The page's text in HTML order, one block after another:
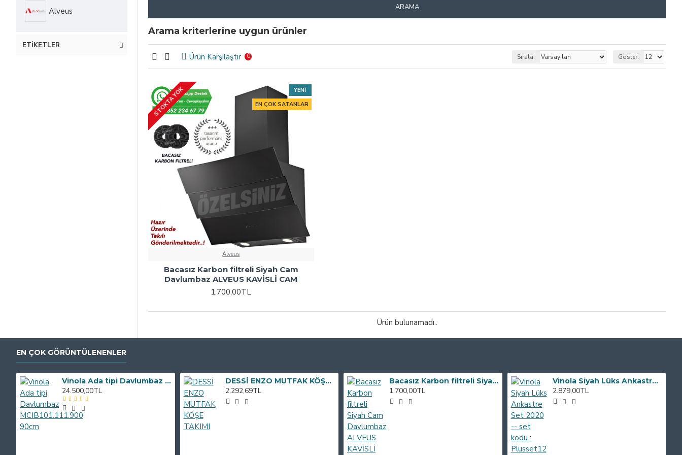
Alveus
ETIKETLER
ARAMA
Arama kriterlerine uygun ürünler
Ürün Karşılaştır 0 Sırala: Göster:
YENI
EN ÇOK SATANLAR
STOKTA YOK
Alveus
Bacasız Karbon filtreli Siyah Cam
Davlumbaz ALVEUS KAVİSLİ CAM
1.700,00TL
Ürün bulunamadı..
EN ÇOK GÖRÜNTÜLENENLER
Vinola Ada tipi Davlumbaz MCIB101.111.900 90cm
24.500,00TL
DESSİ ENZO MUTFAK KÖŞE TAKIMI
2.292,69TL
Bacasız Karbon filtreli Siyah Cam Davlumbaz ALVEUS KAVİSLİ CAM
1.700,00TL
Vinola Siyah Lüks Ankastre Set 2020 -- set kodu : Plusset12
2.879,00TL